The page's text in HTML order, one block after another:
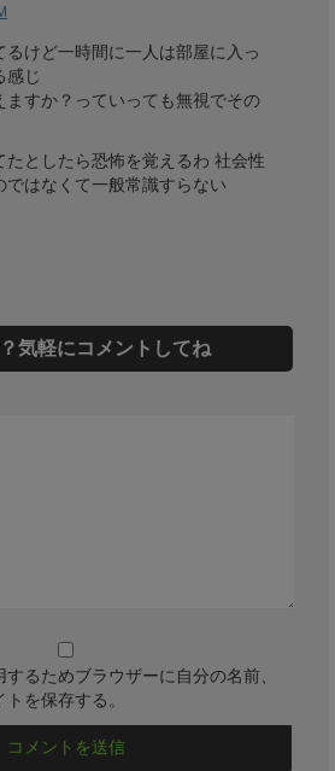
けど一時間に一人は部屋に入っ
感じ
ますか？っていっても無視でその
たとしたら恐怖を覚えるわ 社会性
ではなくて一般常識すらない
気軽にコメントしてね
るためブラウザーに自分の名前、
を保存する。